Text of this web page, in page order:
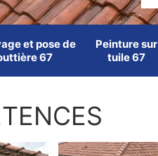
et pose de
67
Peinture sur
tuile 67